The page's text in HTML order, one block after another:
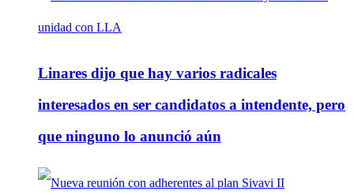
Linares dijo que hay varios radicales
interesados en ser candidatos a intendente, pero
que ninguno lo anunció aún